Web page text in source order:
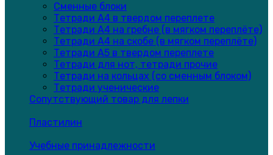
Сменные блоки
Тетради А4 в твердом переплете
Тетради А4 на гребне (в мягком переплёте)
Тетради А4 на скобе (в мягком переплёте)
Тетради А5 в твердом переплете
Тетради для нот, тетради прочие
Тетради на кольцах (со сменным блоком)
Тетради ученические
Сопутствующий товар для лепки
Пластилин
Учебные принадлежности